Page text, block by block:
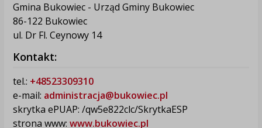
Gmina Bukowiec - Urząd Gminy Bukowiec
86-122 Bukowiec
ul. Dr Fl. Ceynowy 14
Kontakt:
tel.: +48523309310
e-mail: administracja@bukowiec.pl
skrytka ePUAP: /qw5e822clc/SkrytkaESP
strona www: www.bukowiec.pl